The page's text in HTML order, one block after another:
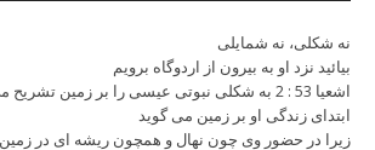
نه شکلی، نه شمایلی
بیائید نزد او به بیرون از اردوگاه برویم
اشعیا 53 : 2 به شکلی نبوتی عیسی را بر زمین
ابتدای زندگی او بر زمین می گوید